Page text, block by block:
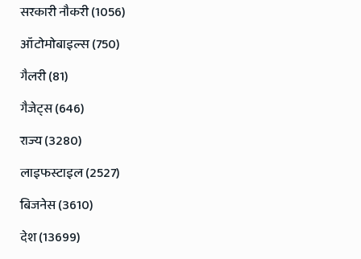
सरकारी नौकरी (1056)
ऑटोमोबाइल्स (750)
गैलरी (81)
गैजेट्स (646)
राज्य (3280)
लाइफस्टाइल (2527)
बिजनेस (3610)
देश (13699)